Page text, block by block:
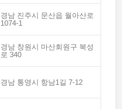
경남 진주시 문산읍 월아산로
1074-1
경남 창원시 마산회원구 북성
로 340
경남 통영시 항남1길 7-12